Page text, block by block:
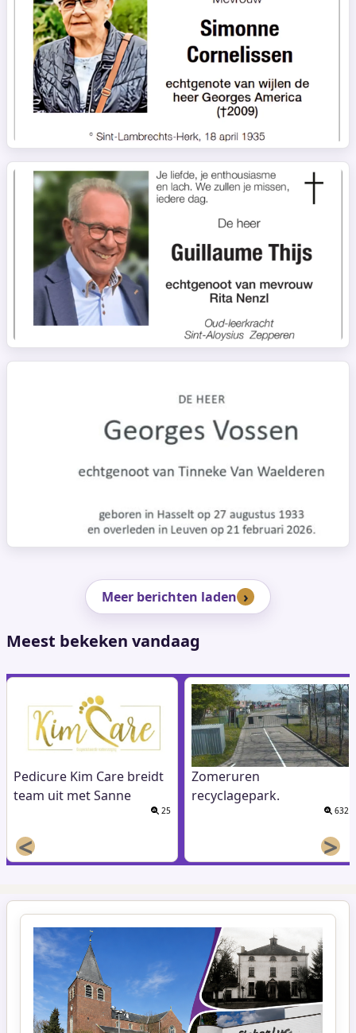
Meer berichten laden
Meest bekeken vandaag
Pedicure Kim Care breidt
team uit met Sanne
25
Zomeruren
recyclagepark.
632
< >